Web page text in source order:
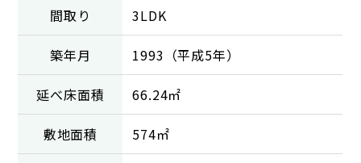
間取り 3LDK
築年月 1993（平成5年）
延べ床面積 66.24㎡
敷地面積 574㎡